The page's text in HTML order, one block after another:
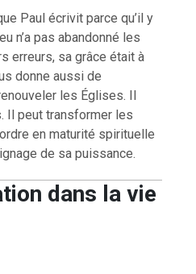
Paul écrivit parce qu’il y
n’a pas abandonné les
erreurs, sa grâce était à
donne aussi de
les Églises. Il
Il peut transformer les
en maturité spirituelle
de sa puissance.
dans la vie